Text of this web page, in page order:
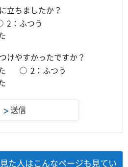
立ちましたか？
2：ふつう
けやすかったですか？
2：ふつう
た人はこんなページも見てい